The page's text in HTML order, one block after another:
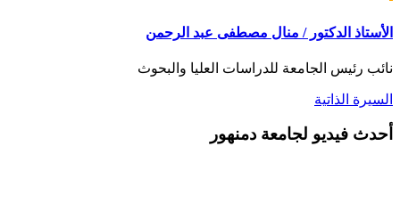
الأستاذ الدكتور / منال مصطفى عبد الرحمن
نائب رئيس الجامعة للدراسات العليا والبحوث
السيرة الذاتية
أحدث فيديو لجامعة دمنهور